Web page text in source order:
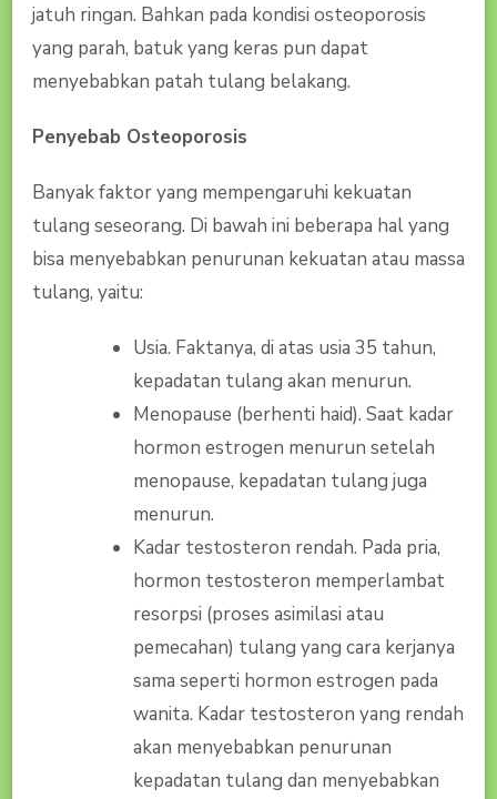
jatuh ringan. Bahkan pada kondisi osteoporosis
yang parah, batuk yang keras pun dapat
menyebabkan patah tulang belakang.
Penyebab Osteoporosis
Banyak faktor yang mempengaruhi kekuatan
tulang seseorang. Di bawah ini beberapa hal yang
bisa menyebabkan penurunan kekuatan atau massa
tulang, yaitu:
Usia. Faktanya, di atas usia 35 tahun,
kepadatan tulang akan menurun.
Menopause (berhenti haid). Saat kadar
hormon estrogen menurun setelah
menopause, kepadatan tulang juga
menurun.
Kadar testosteron rendah. Pada pria,
hormon testosteron memperlambat
resorpsi (proses asimilasi atau
pemecahan) tulang yang cara kerjanya
sama seperti hormon estrogen pada
wanita. Kadar testosteron yang rendah
akan menyebabkan penurunan
kepadatan tulang dan menyebabkan